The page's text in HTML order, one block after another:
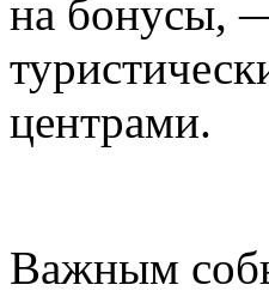
на бонусы,
центрами.
Важным